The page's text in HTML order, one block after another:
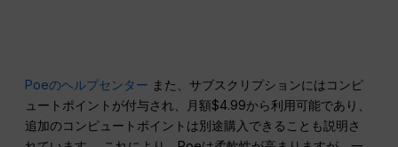
Poeのヘルプセンター また、サブスクリプションにはコンピ
ュートポイントが付与され、月額$4.99から利用可能であり、
追加のコンピュートポイントは別途購入できることも説明さ